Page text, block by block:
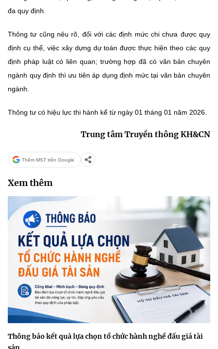
©2026 Bản quyền thuộc Bộ Khoa Học và Công Nghệ
website này)
đa quy định.
Thông tư cũng nêu rõ, đối với các định mức chi chưa được quy
định cụ thể, việc xây dựng dự toán được thực hiện theo các quy
định pháp luật có liên quan; trường hợp đã có văn bản chuyên
ngành quy định thìưu tiên áp dụng định mức tại văn bản chuyên
ngành
Thông tư có hiệu lực thi hành kể từ ngày 01 tháng 01 năm 2026.
Trung tâm Truyền thông KH&CN
Thêm MST trên Google
Xem thêm
Thông báo kết quả lựa chọn tổ chức hành nghề đấu giá tài